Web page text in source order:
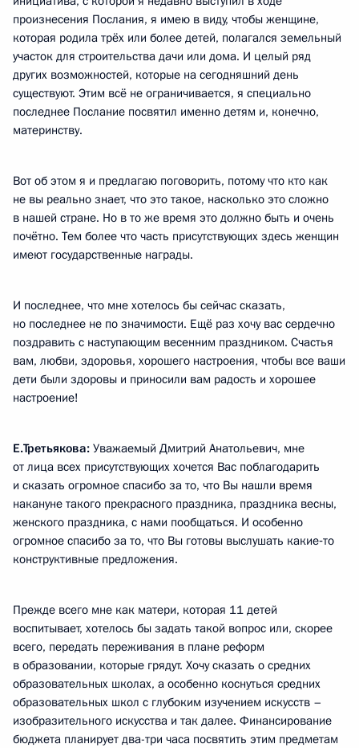
произнесения Послания, я имею в виду, чтобы женщине,
которая родила трёх или более детей, полагался земельный
участок для строительства дачи или дома. И целый ряд
других возможностей, которые на сегодняшний день
существуют. Этим всё не ограничивается, я специально
последнее Послание посвятил именно детям и, конечно,
материнству.
Вот об этом я и предлагаю поговорить, потому что кто как
не вы реально знает, что это такое, насколько это сложно
в нашей стране. Но в то же время это должно быть и очень
почётно. Тем более что часть присутствующих здесь женщин
имеют государственные награды.
И последнее, что мне хотелось бы сейчас сказать,
но последнее не по значимости. Ещё раз хочу вас сердечно
поздравить с наступающим весенним праздником. Счастья
вам, любви, здоровья, хорошего настроения, чтобы все ваши
дети были здоровы и приносили вам радость и хорошее
настроение!
Е.Третьякова: Уважаемый Дмитрий Анатольевич, мне
от лица всех присутствующих хочется Вас поблагодарить
и сказать огромное спасибо за то, что Вы нашли время
накануне такого прекрасного праздника, праздника весны,
женского праздника, с нами пообщаться. И особенно
огромное спасибо за то, что Вы готовы выслушать какие‑то
конструктивные предложения.
Прежде всего мне как матери, которая 11 детей
воспитывает, хотелось бы задать такой вопрос или, скорее
всего, передать переживания в плане реформ
в образовании, которые грядут. Хочу сказать о средних
образовательных школах, а особенно коснуться средних
образовательных школ с глубоким изучением искусств –
изобразительного искусства и так далее. Финансирование
бюджета планирует два-три часа посвятить этим предметам